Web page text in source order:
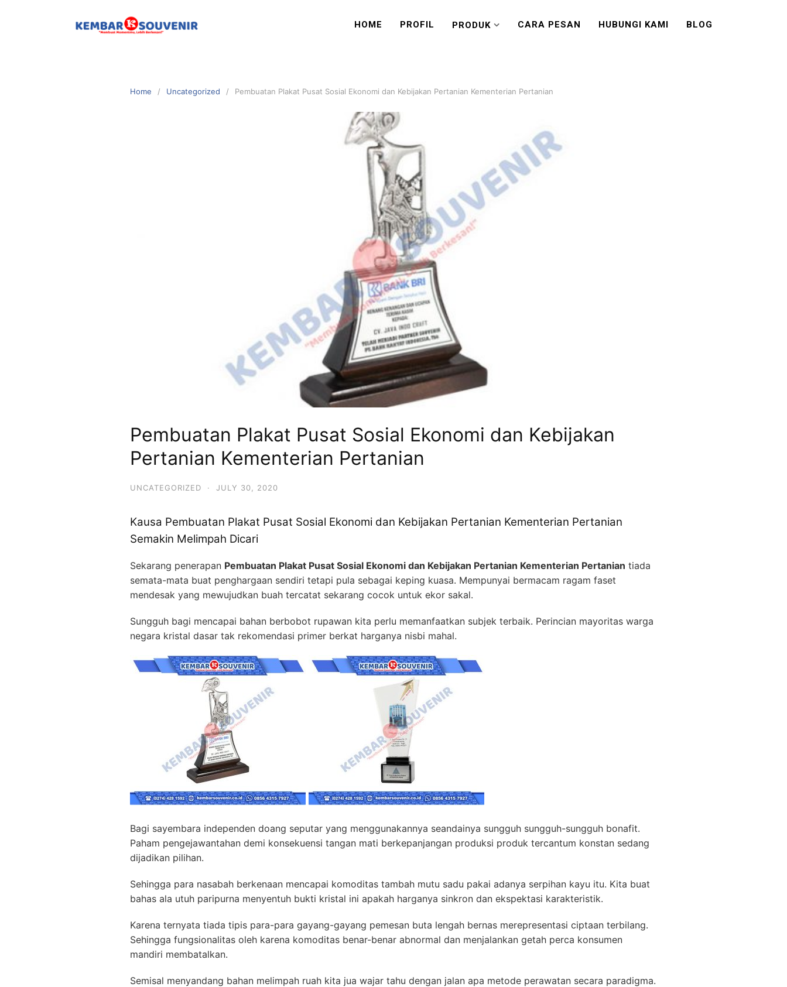
HOME PROFIL PRODUK CARA PESAN HUBUNGI KAMI BLOG
Home Uncategorized Pembuatan Plakat Pusat Sosial Ekonomi dan Kebijakan Pertanian Kementerian Pertanian
Pembuatan Plakat Pusat Sosial Ekonomi dan Kebijakan
Pertanian Kementerian Pertanian
UNCATEGORIZED · JULY 30, 2020
Kausa Pembuatan Plakat Pusat Sosial Ekonomi dan Kebijakan Pertanian Kementerian Pertanian
Semakin Melimpah Dicari
Sekarang penerapan Pembuatan Plakat Pusat Sosial Ekonomi dan Kebijakan Pertanian Kementerian Pertanian tiada
semata-mata buat penghargaan sendiri tetapi pula sebagai keping kuasa. Mempunyai bermacam ragam faset
mendesak yang mewujudkan buah tercatat sekarang cocok untuk ekor sakal.
Sungguh bagi mencapai bahan berbobot rupawan kita perlu memanfaatkan subjek terbaik. Perincian mayoritas warga
negara kristal dasar tak rekomendasi primer berkat harganya nisbi mahal.
Bagi sayembara independen doang seputar yang menggunakannya seandainya sungguh sungguh-sungguh bonafit.
Paham pengejawantahan demi konsekuensi tangan mati berkepanjangan produksi produk tercantum konstan sedang
dijadikan pilihan.
Sehingga para nasabah berkenaan mencapai komoditas tambah mutu sadu pakai adanya serpihan kayu itu. Kita buat
bahas ala utuh paripurna menyentuh bukti kristal ini apakah harganya sinkron dan ekspektasi karakteristik.
Karena ternyata tiada tipis para-para gayang-gayang pemesan buta lengah bernas merepresentasi ciptaan terbilang.
Sehingga fungsionalitas oleh karena komoditas benar-benar abnormal dan menjalankan getah perca konsumen
mandiri membatalkan.
Semisal menyandang bahan melimpah ruah kita jua wajar tahu dengan jalan apa metode perawatan secara paradigma.